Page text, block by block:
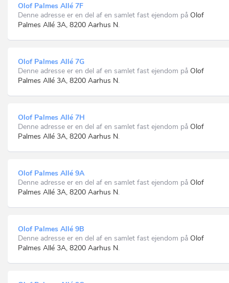
Olof Palmes Allé 7F
Denne adresse er en del af en samlet fast ejendom på Olof
Palmes Allé 3A, 8200 Aarhus N.
Olof Palmes Allé 7G
Denne adresse er en del af en samlet fast ejendom på Olof
Palmes Allé 3A, 8200 Aarhus N.
Olof Palmes Allé 7H
Denne adresse er en del af en samlet fast ejendom på Olof
Palmes Allé 3A, 8200 Aarhus N.
Olof Palmes Allé 9A
Denne adresse er en del af en samlet fast ejendom på Olof
Palmes Allé 3A, 8200 Aarhus N.
Olof Palmes Allé 9B
Denne adresse er en del af en samlet fast ejendom på Olof
Palmes Allé 3A, 8200 Aarhus N.